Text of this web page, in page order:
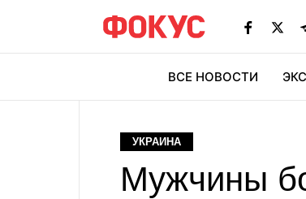
ВСЕ НОВОСТИ
УКРАИНА
Мужчины